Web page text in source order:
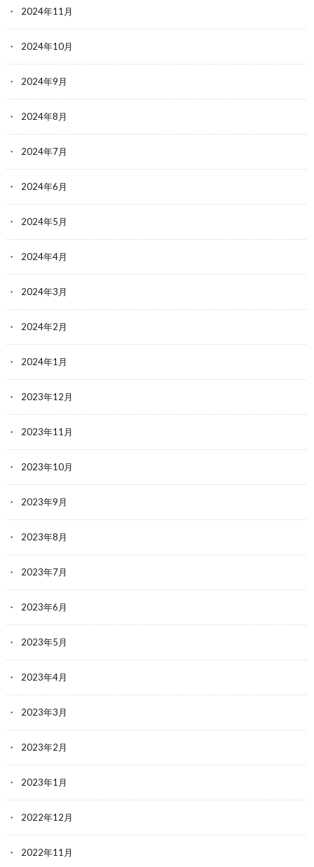
2024年11月
2024年10月
2024年9月
2024年8月
2024年7月
2024年6月
2024年5月
2024年4月
2024年3月
2024年2月
2024年1月
2023年12月
2023年11月
2023年10月
2023年9月
2023年8月
2023年7月
2023年6月
2023年5月
2023年4月
2023年3月
2023年2月
2023年1月
2022年12月
2022年11月